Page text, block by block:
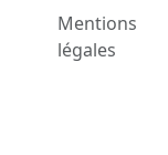
Mentions
légales